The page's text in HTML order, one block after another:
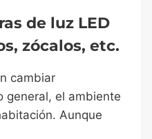
de luz LED
zócalos, etc.
cambiar
general, el ambiente
Aunque